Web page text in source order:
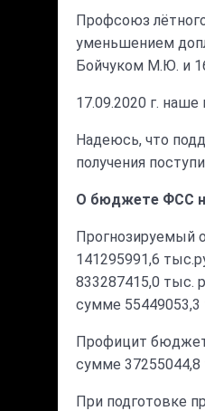
Профсоюз
уменьшением
Бойчуком М.Ю. и
17.09.2020 г.
Надеюсь, что
получения
О бюджете ФСС
Прогнозируемый
141295991,6
833287415,0 тыс.
сумме 55449053,3
Профицит
сумме 37255044,8
При подготовке